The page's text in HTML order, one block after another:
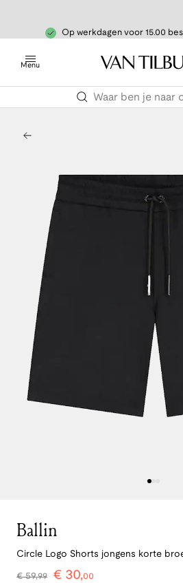
Op werkdagen voor 15.00
Menu
Ballin
Circle Logo Shorts jongens korte
€59,99 € 30,00